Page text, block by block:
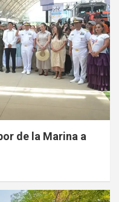
de la Marina a